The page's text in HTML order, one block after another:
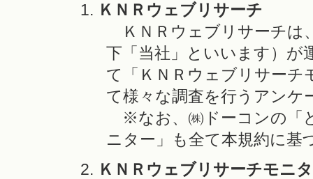
ＫＮＲウェブリサーチ
ＫＮＲウェブリサーチは
下「当社」といいます）が
て「ＫＮＲウェブリサーチ
て様々な調査を行うアンケ
※なお、㈱ドーコンの「
ニター」も全て本規約に基
ＫＮＲウェブリサーチモニ